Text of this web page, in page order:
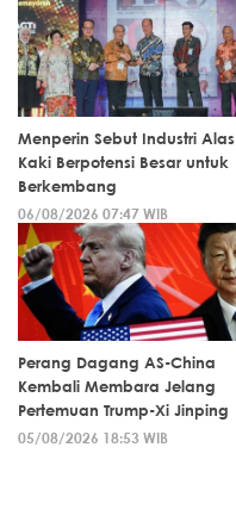
Menperin Sebut Industri Alas
Kaki Berpotensi Besar untuk
Berkembang
06/08/2026 07:47 WIB
Perang Dagang AS-China
Kembali Membara Jelang
Pertemuan Trump-Xi Jinping
05/08/2026 18:53 WIB